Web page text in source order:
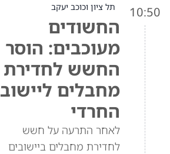
10:50 תל ציון וכוכב יעקב
החשודים
מעוכבים: הוסר
החשש לחדירת
מחבלים ליישוב
החרדי
לאחר התרעה על חשש
לחדירת מחבלים ביישובים